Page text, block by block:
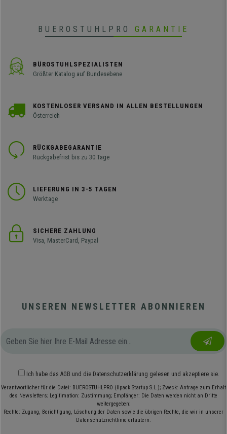
BUEROSTUHLPRO GARANTIE
BÜROSTUHLSPEZIALISTEN
Größter Katalog auf Bundesebene
KOSTENLOSER VERSAND IN ALLEN BESTELLUNGEN
Österreich
RÜCKGABEGARANTIE
Rückgabefrist bis zu 30 Tage
LIEFERUNG IN 3-5 TAGEN
Werktage
SICHERE ZAHLUNG
Visa, MasterCard, Paypal
UNSEREN NEWSLETTER ABONNIEREN
Ich habe das AGB und die Datenschutzerklärung gelesen und akzeptiere sie.
Verantwortlicher für die Datei: BUEROSTUHLPRO (Ilpack Startup S.L.); Zweck: Anfrage zum Erhalt
des Newsletters; Legitimation: Zustimmung; Empfänger: Die Daten werden nicht an Dritte
weitergegeben;
Rechte: Zugang, Berichtigung, Löschung der Daten sowie die übrigen Rechte, die wir in unserer
Datenschutzrichtlinie erläutern.